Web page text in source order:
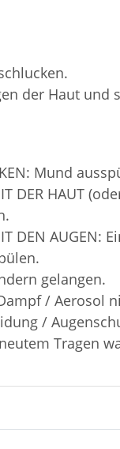
der Haut und
Mund
DER HAUT
DEN
gelangen.
/ Aerosol
/
Tragen